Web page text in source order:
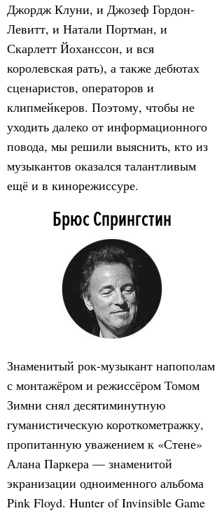
Джордж Клуни, и Джозеф Гордон-
Левитт, и Натали Портман, и
Скарлетт Йоханссон, и вся
королевская рать), а также дебютах
сценаристов, операторов и
клипмейкеров. Поэтому, чтобы не
уходить далеко от информационного
повода, мы решили выяснить, кто из
музыкантов оказался талантливым
ещё и в кинорежиссуре.
Брюс Спрингстин
Знаменитый рок-музыкант напополам
с монтажёром и режиссёром Томом
Зимни снял десятиминутную
гуманистическую короткометражку,
пропитанную уважением к «Стене»
Алана Паркера — знаменитой
экранизации одноименного альбома
Pink Floyd. Hunter of Invinsible Game